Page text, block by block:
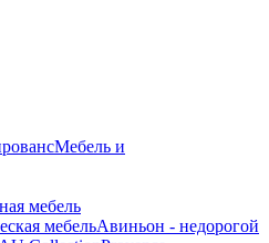
Мебель и
мебель
мебельАвиньон - недорогой